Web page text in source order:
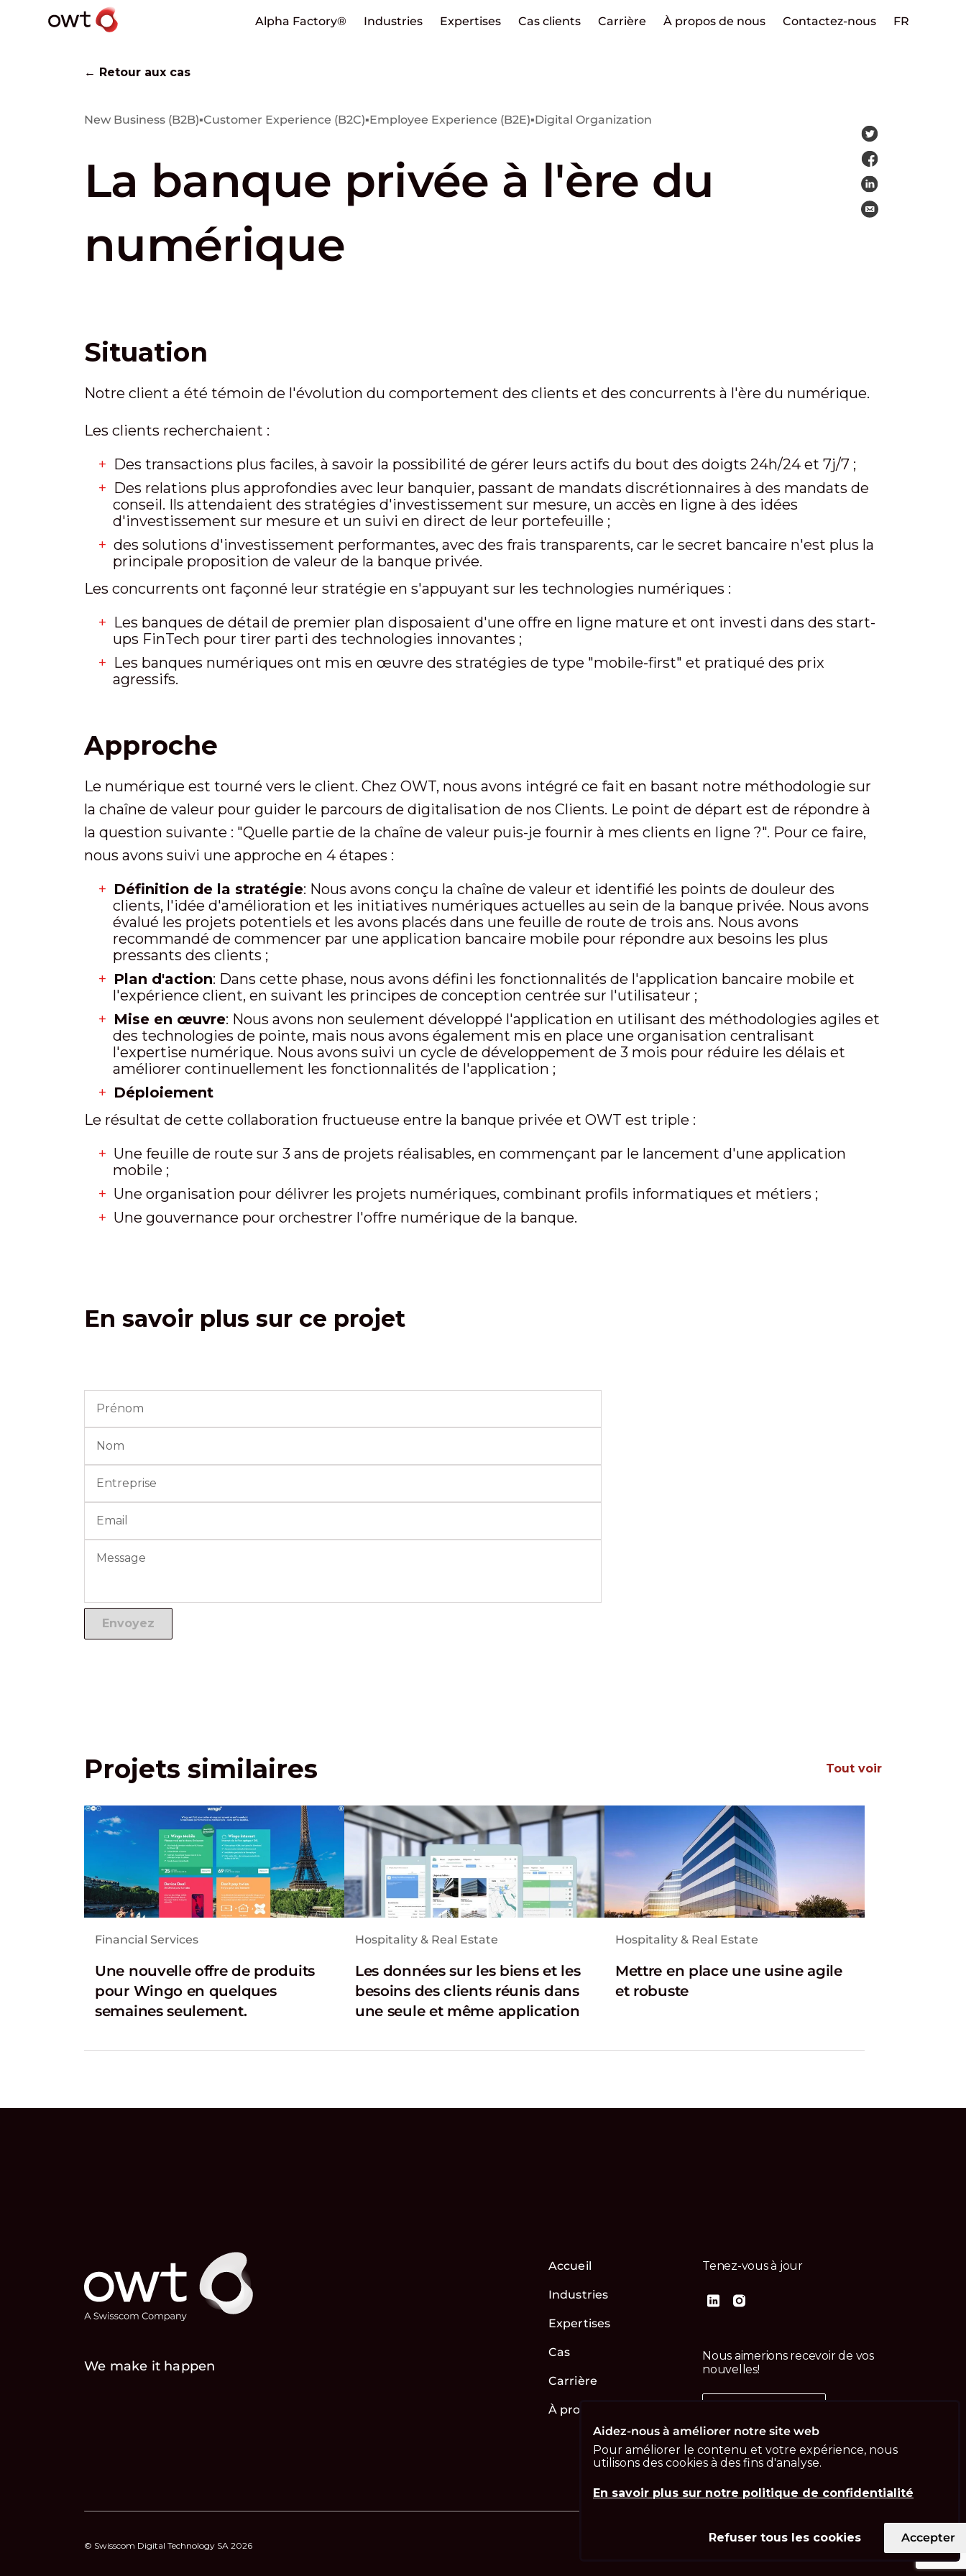
Alpha Factory® Industries Expertises Cas clients Carrière À propos de nous Contactez-nous FR
← Retour aux cas
New Business (B2B)▪Customer Experience (B2C)▪Employee Experience (B2E)▪Digital Organization
La banque privée à l'ère du
numérique
Situation
Notre client a été témoin de l'évolution du comportement des clients et des concurrents à l'ère du numérique.
Les clients recherchaient :
Des transactions plus faciles, à savoir la possibilité de gérer leurs actifs du bout des doigts 24h/24 et 7j/7 ;
Des relations plus approfondies avec leur banquier, passant de mandats discrétionnaires à des mandats de
conseil. Ils attendaient des stratégies d'investissement sur mesure, un accès en ligne à des idées
d'investissement sur mesure et un suivi en direct de leur portefeuille ;
des solutions d'investissement performantes, avec des frais transparents, car le secret bancaire n'est plus la
principale proposition de valeur de la banque privée.
Les concurrents ont façonné leur stratégie en s'appuyant sur les technologies numériques :
Les banques de détail de premier plan disposaient d'une offre en ligne mature et ont investi dans des start-
ups FinTech pour tirer parti des technologies innovantes ;
Les banques numériques ont mis en œuvre des stratégies de type "mobile-first" et pratiqué des prix
agressifs.
Approche
Le numérique est tourné vers le client. Chez OWT, nous avons intégré ce fait en basant notre méthodologie sur
la chaîne de valeur pour guider le parcours de digitalisation de nos Clients. Le point de départ est de répondre à
la question suivante : "Quelle partie de la chaîne de valeur puis-je fournir à mes clients en ligne ?". Pour ce faire,
nous avons suivi une approche en 4 étapes :
Définition de la stratégie: Nous avons conçu la chaîne de valeur et identifié les points de douleur des
clients, l'idée d'amélioration et les initiatives numériques actuelles au sein de la banque privée. Nous avons
évalué les projets potentiels et les avons placés dans une feuille de route de trois ans. Nous avons
recommandé de commencer par une application bancaire mobile pour répondre aux besoins les plus
pressants des clients ;
Plan d'action: Dans cette phase, nous avons défini les fonctionnalités de l'application bancaire mobile et
l'expérience client, en suivant les principes de conception centrée sur l'utilisateur ;
Mise en œuvre: Nous avons non seulement développé l'application en utilisant des méthodologies agiles et
des technologies de pointe, mais nous avons également mis en place une organisation centralisant
l'expertise numérique. Nous avons suivi un cycle de développement de 3 mois pour réduire les délais et
améliorer continuellement les fonctionnalités de l'application ;
Déploiement
Le résultat de cette collaboration fructueuse entre la banque privée et OWT est triple :
Une feuille de route sur 3 ans de projets réalisables, en commençant par le lancement d'une application
mobile ;
Une organisation pour délivrer les projets numériques, combinant profils informatiques et métiers ;
Une gouvernance pour orchestrer l'offre numérique de la banque.
En savoir plus sur ce projet
Projets similaires Tout voir
Financial Services
Une nouvelle offre de produits
pour Wingo en quelques
semaines seulement.
Hospitality & Real Estate
Les données sur les biens et les
besoins des clients réunis dans
une seule et même application
Hospitality & Real Estate
Mettre en place une usine agile
et robuste
We make it happen
Accueil
Industries
Expertises
Cas
Carrière
À propos de nous
Tenez-vous à jour
Nous aimerions recevoir de vos
nouvelles!
© Swisscom Digital Technology SA 2026
Aidez-nous à améliorer notre site web
Pour améliorer le contenu et votre expérience, nous
utilisons des cookies à des fins d'analyse.
En savoir plus sur notre politique de confidentialité
Refuser tous les cookies Accepter